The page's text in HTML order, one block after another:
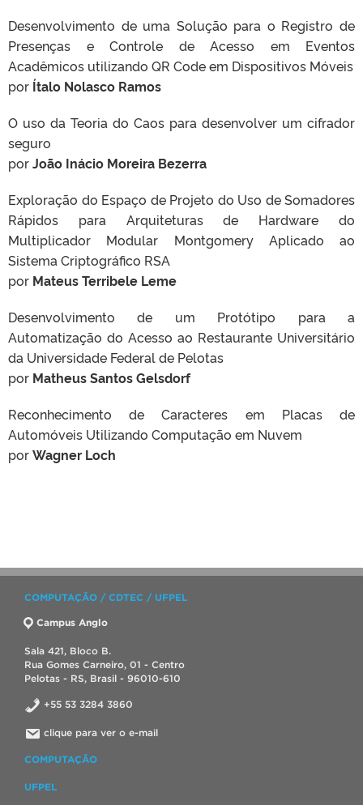
Desenvolvimento de uma Solução para o Registro de
Presenças e Controle de Acesso em Eventos
Acadêmicos utilizando QR Code em Dispositivos Móveis
por Ítalo Nolasco Ramos
O uso da Teoria do Caos para desenvolver um cifrador
seguro
porJoão Inácio Moreira Bezerra
Exploração do Espaço de Projeto do Uso de Somadores
Rápidos para Arquiteturas de Hardware do
Multiplicador Modular Montgomery Aplicado ao
Sistema Criptográfico RSA
por Mateus Terribele Leme
Desenvolvimento de um Protótipo para a
Automatização do Acesso ao Restaurante Universitário
da Universidade Federal de Pelotas
por Matheus Santos Gelsdorf
Reconhecimento de Caracteres em Placas de
Automóveis Utilizando Computação em Nuvem
porWagner Loch
COMPUTAÇÃO / CDTEC / UFPEL
Campus Anglo
Sala 421, Bloco B.
Rua Gomes Carneiro, 01 - Centro
Pelotas - RS, Brasil - 96010-610
+55 53 3284 3860
clique para ver o e-mail
COMPUTAÇÃO
UFPEL